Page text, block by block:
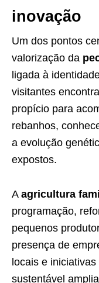
inovação
Um dos pontos
valorização da
ligada à
visitantes
propício para
rebanhos,
a evolução
expostos.
A agricultura
programação,
pequenos
presença de
locais e
sustentável